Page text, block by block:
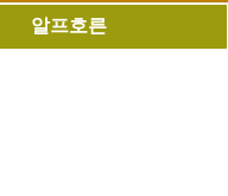
알프호른